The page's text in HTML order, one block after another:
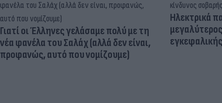
Γιατί οι Έλληνες γελάσαμε πολύ με τη
νέα φανέλα του Σαλάχ (αλλά δεν είναι,
προφανώς, αυτό που νομίζουμε)
Ηλεκτρικά